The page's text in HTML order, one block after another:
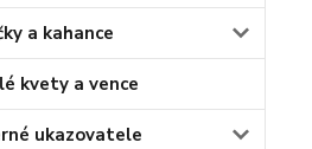
a kahance
kvety a vence
ukazovatele